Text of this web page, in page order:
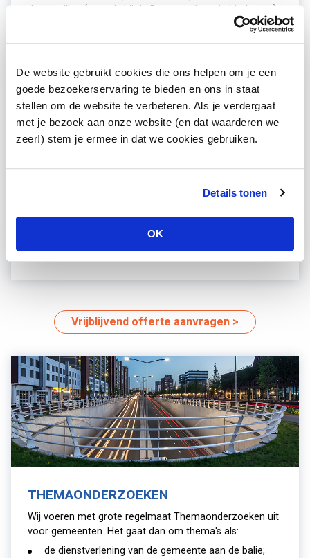
De website gebruikt cookies die ons helpen om je een
goede bezoekerservaring te bieden en ons in staat
stellen om de website te verbeteren. Als je verdergaat
met je bezoek aan onze website (en dat waarderen we
zeer!) stem je ermee in dat we cookies gebruiken.
Details tonen
OK
deze peiling (evenals bij de Burgerpeiling, zie hierboven)
conformeren wij ons aan het specifieke protocol zoals
de (digitale) dienstverlening;
de lokale regel- en lastendruk;
de relatie ondernemer – gemeente;
het economisch beleid;
VNG Realisatie aan te vullen met vragen over thema’s
Wij bespreken graag de mogelijkheden met u.
Vrijblijvend offerte aanvragen
THEMAONDERZOEKEN
Wij voeren met grote regelmaat Themaonderzoeken uit
voor gemeenten. Het gaat dan om thema's als:
de dienstverlening van de gemeente aan de balie;